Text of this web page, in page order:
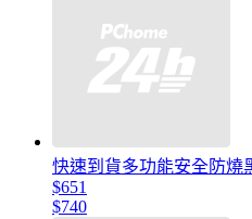
快速到貨多功能安全防燒
$651
$740